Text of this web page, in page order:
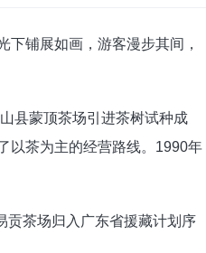
铺展如画，游客漫步其间，
县蒙顶茶场引进茶树试种成
以茶为主的经营路线。1990年
贡茶场归入广东省援藏计划序